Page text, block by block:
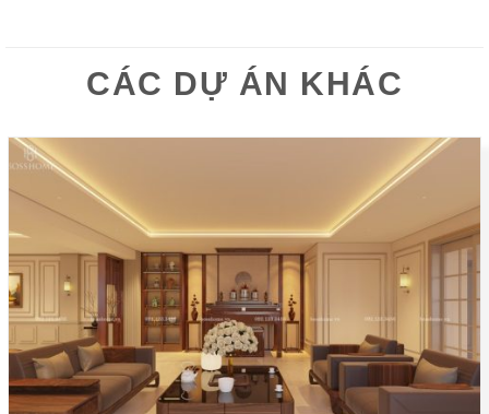
CÁC DỰ ÁN KHÁC